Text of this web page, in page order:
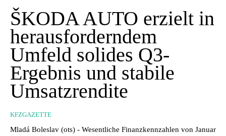
ŠKODA AUTO erzielt in
herausforderndem
Umfeld solides Q3-
Ergebnis und stabile
Umsatzrendite
KFZGAZETTE
Mladá Boleslav (ots) - Wesentliche Finanzkennzahlen von Januar